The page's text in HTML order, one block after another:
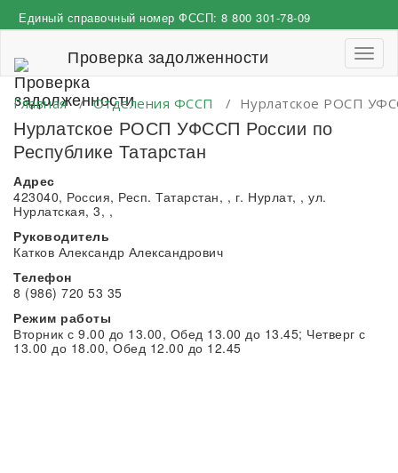
к
Единый справочный номер ФССП: 8 800 301-78-09
Проверка задолженности
Главная/Отделения ФССП / Нурлатское РОСП
Нурлатское РОСП УФССП России по
Республике Татарстан
Адрес
423040, Россия, Респ. Татарстан, , г. Нурлат, , ул.
Нурлатская, 3, ,
Руководитель
Катков Александр Александрович
Телефон
8 (986) 720 53 35
Режим работы
Вторник с 9.00 до 13.00, Обед 13.00 до 13.45; Четверг с
13.00 до 18.00, Обед 12.00 до 12.45